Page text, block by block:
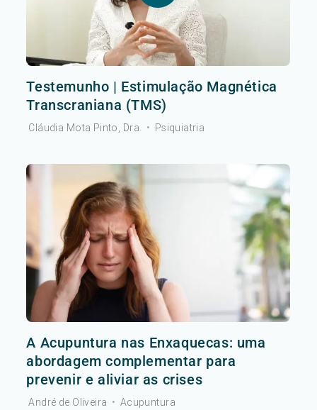
Testemunho | Estimulação Magnética
Transcraniana (TMS)
Cláudia Mota Pinto, Dra. • Psiquiatria
A Acupuntura nas Enxaquecas: uma
abordagem complementar para
prevenir e aliviar as crises
André de Oliveira • Acupuntura